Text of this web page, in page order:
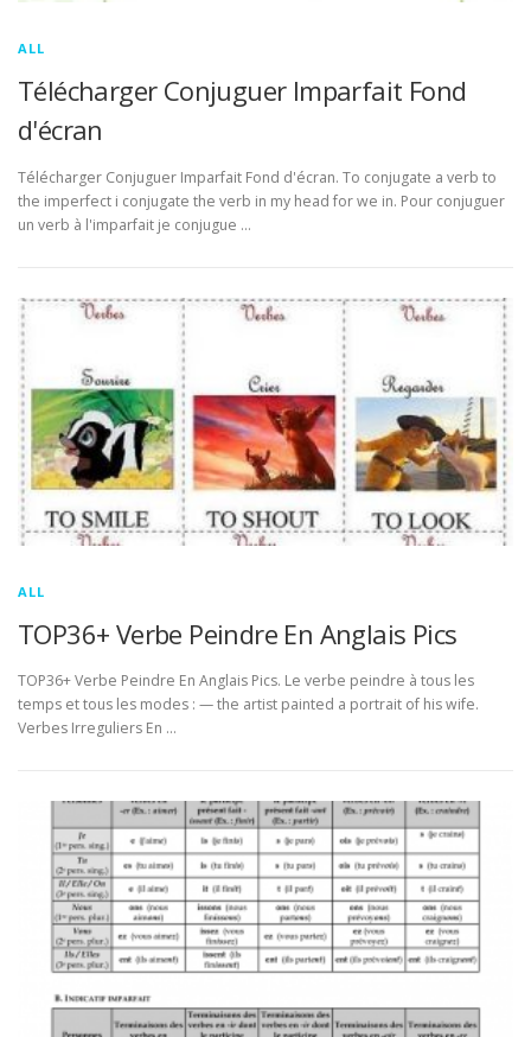
ALL
Télécharger Conjuguer Imparfait Fond
d'écran
Télécharger Conjuguer Imparfait Fond d'écran. To conjugate a verb to
the imperfect i conjugate the verb in my head for we in. Pour conjuguer
un verb à l'imparfait je conjugue …
ALL
TOP36+ Verbe Peindre En Anglais Pics
TOP36+ Verbe Peindre En Anglais Pics. Le verbe peindre à tous les
temps et tous les modes : — the artist painted a portrait of his wife.
Verbes Irreguliers En …